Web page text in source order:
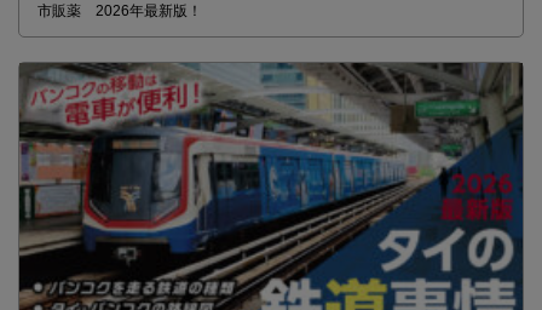
市販薬 2026年最新版！